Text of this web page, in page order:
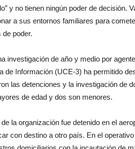
y no tienen ningún poder de decisión.
a sus entornos familiares para
de poder.
investigación de año y medio por
de Información (UCE-3) ha permitido
las detenciones y la investigación de
de edad y dos son menores.
la organización fue detenido en el
con destino a otro país. En el